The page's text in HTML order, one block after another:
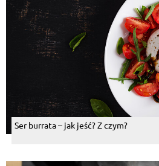
Ser burrata – jak jeść? Z czym?